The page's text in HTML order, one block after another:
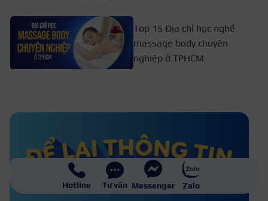
Top 15 Địa chỉ học nghề
massage body chuyên
nghiệp ở TPHCM
Top 6+ địa chỉ học massage tại Hải
Dương chuyên nghiệp nhất
Hotline Tư vấn Messenger Zalo